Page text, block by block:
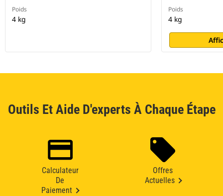
Poids
4 kg
Poids
4 kg
Outils Et Aide D'experts À Chaque Étape
Calculateur
De
Paiement
Offres
Actuelles